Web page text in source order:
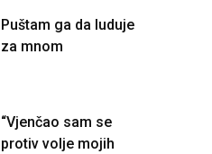
Puštam ga da luduje
za mnom
“Vjenčao sam se
protiv volje mojih